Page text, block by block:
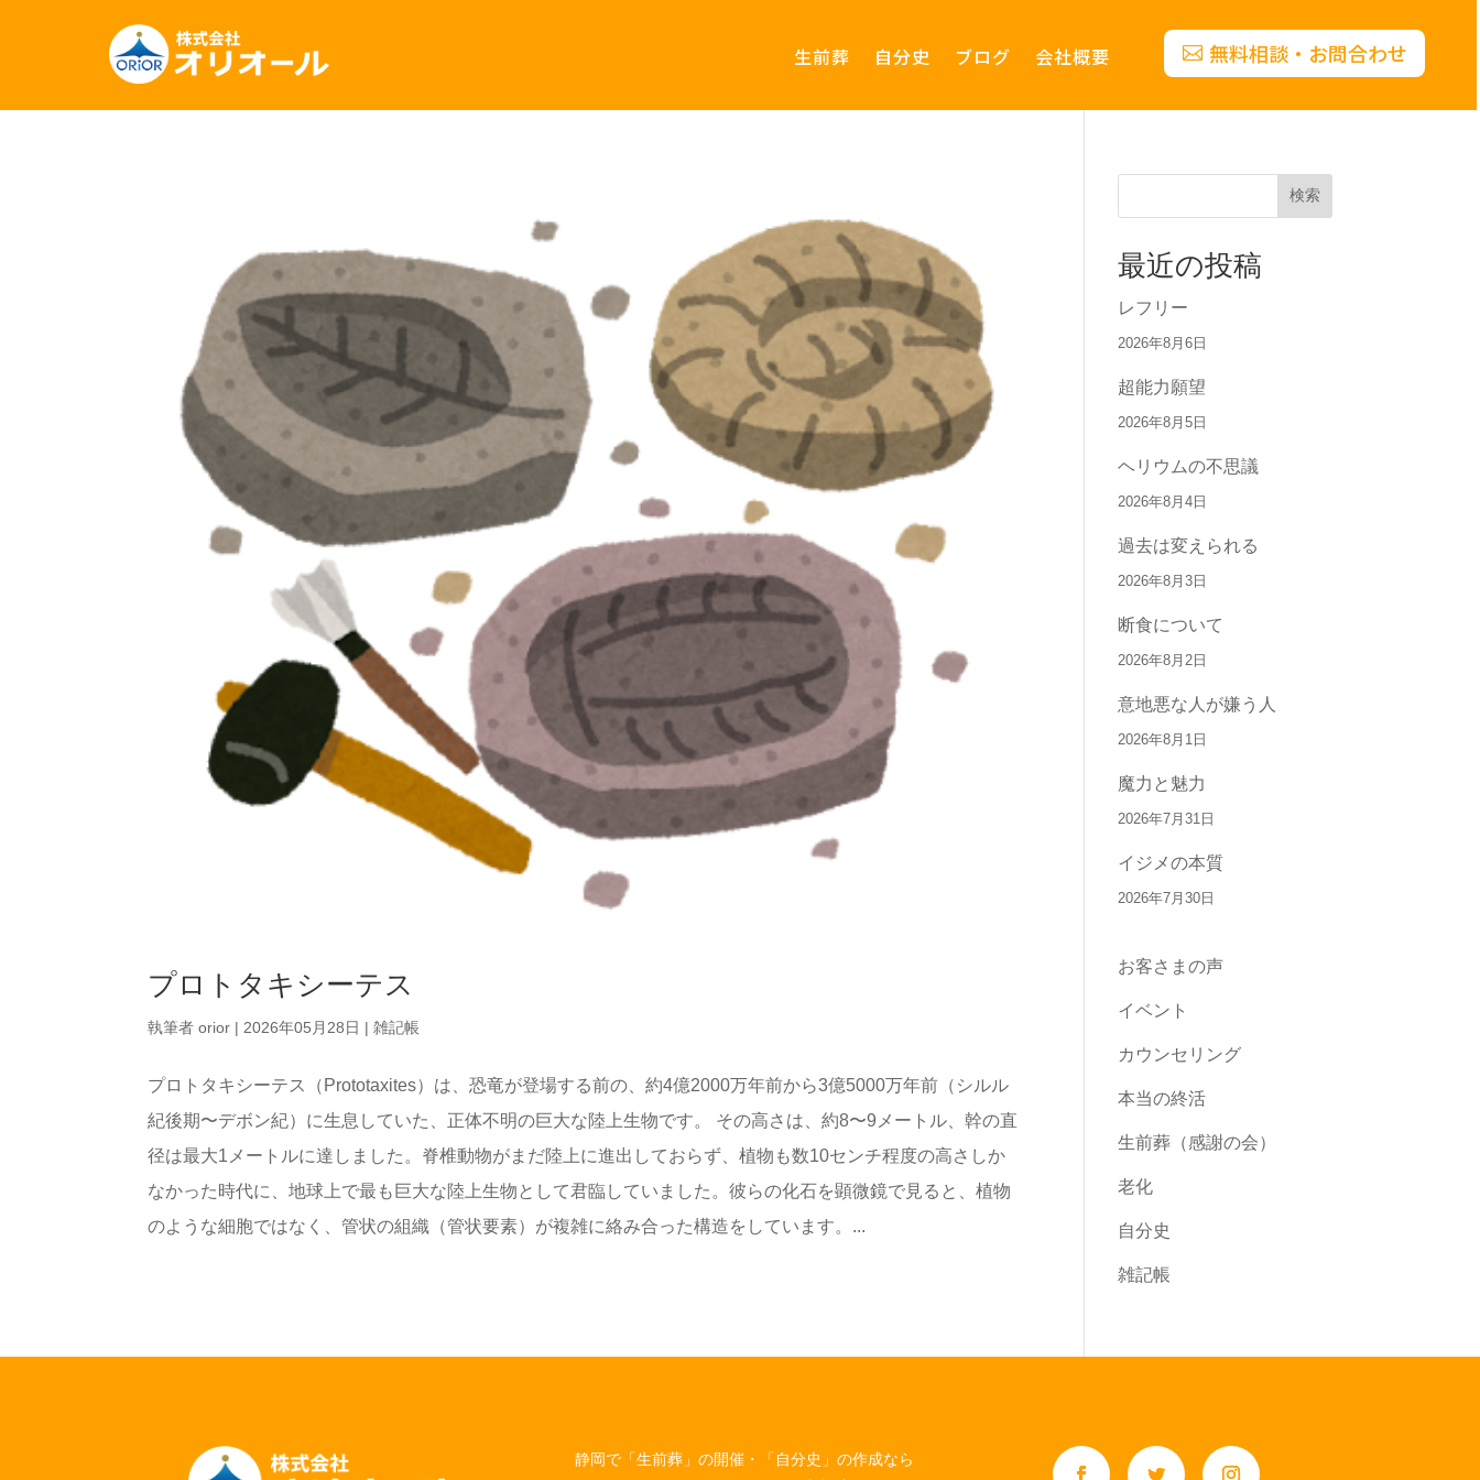
生前葬 自分史 ブログ 会社概要 無料相談・お問合わせ
プロトタキシーテス
執筆者orior | 2026年05月28日 |雑記帳
プロトタキシーテス（Prototaxites）は、恐竜が登場する前の、約4億2000万年前から3億5000万年前（シルル
紀後期〜デボン紀）に生息していた、正体不明の巨大な陸上生物です。 その高さは、約8〜9メートル、幹の直
径は最大1メートルに達しました。脊椎動物がまだ陸上に進出しておらず、植物も数10センチ程度の高さしか
なかった時代に、地球上で最も巨大な陸上生物として君臨していました。彼らの化石を顕微鏡で見ると、植物
のような細胞ではなく、管状の組織（管状要素）が複雑に絡み合った構造をしています。...
検索
最近の投稿
レフリー
2026年8月6日
超能力願望
2026年8月5日
ヘリウムの不思議
2026年8月4日
過去は変えられる
2026年8月3日
断食について
2026年8月2日
意地悪な人が嫌う人
2026年8月1日
魔力と魅力
2026年7月31日
イジメの本質
2026年7月30日
お客さまの声
イベント
カウンセリング
本当の終活
生前葬（感謝の会）
老化
自分史
雑記帳
静岡で「生前葬」の開催・「自分史」の作成なら